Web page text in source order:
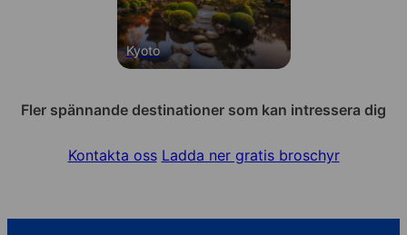
Kyoto
Fler spännande destinationer som kan intressera dig
Kontakta oss Ladda ner gratis broschyr